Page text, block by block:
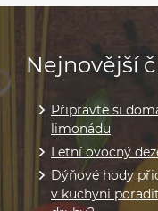
Nejnovější
Připravte si
limonádu
Letní ovocný
Dýňové hody
v kuchyni